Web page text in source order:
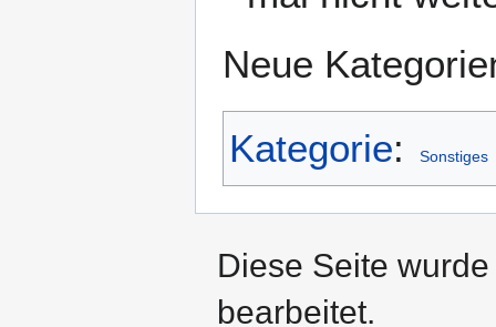
Neue
Kategorie: Sonstiges
Diese Seite
bearbeitet.